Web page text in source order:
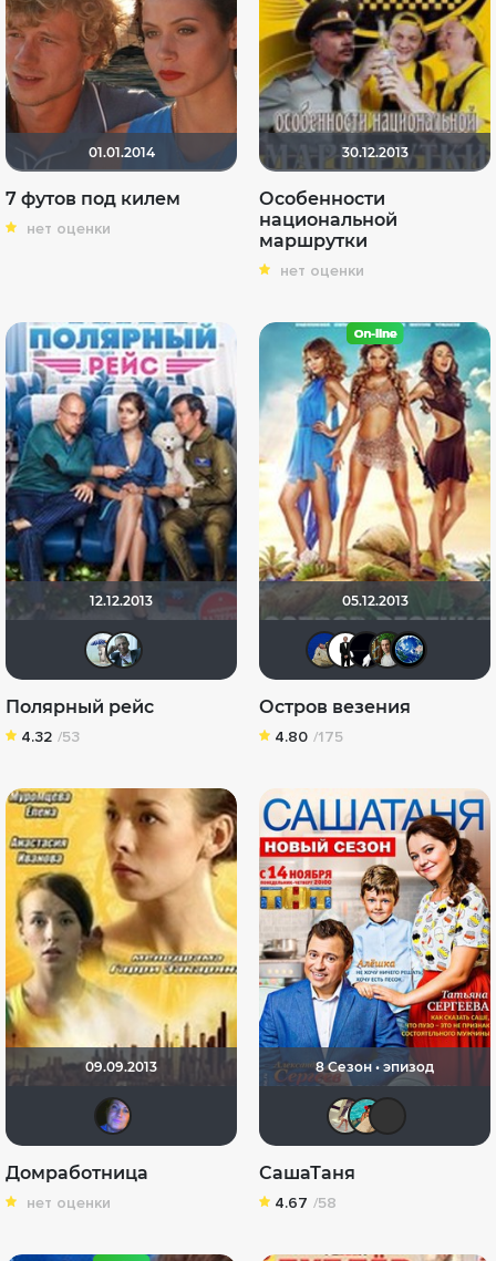
01.01.2014
7 футов под килем
нет оценки
30.12.2013
Особенности
национальной
маршрутки
нет оценки
12.12.2013
id20598483
Полярный рейс
4.32 /53
05.12.2013
Остров везения
4.80 /175
09.09.2013
Домработница
нет оценки
8 Сезон • эпизод
СашаТаня
4.67 /58